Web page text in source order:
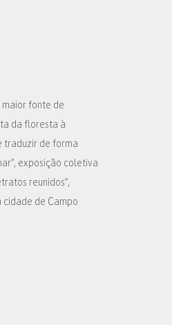
maior fonte de
da floresta à
traduzir de forma
exposição coletiva
reunidos”,
cidade de Campo